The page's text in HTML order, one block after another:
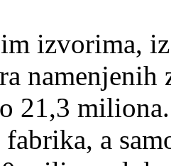
izvorima,
namenjenih
21,3
a